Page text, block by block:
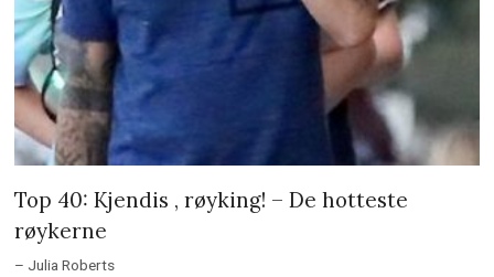
Top 40: Kjendis , røyking! – De hotteste
røykerne
– Julia Roberts